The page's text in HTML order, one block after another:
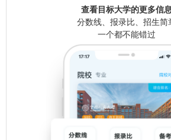
查看目标大学的更多信
分数线、报录比、招生简
一个都不能错过